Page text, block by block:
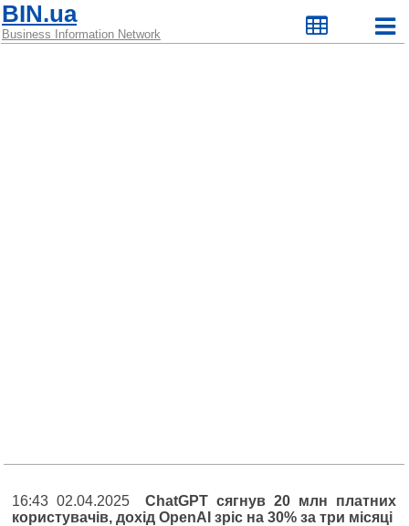
BIN.ua
Business Information Network
16:43 02.04.2025ChatGPT сягнув 20 млн платних
користувачів, дохід OpenAI зріс на 30% за три місяці